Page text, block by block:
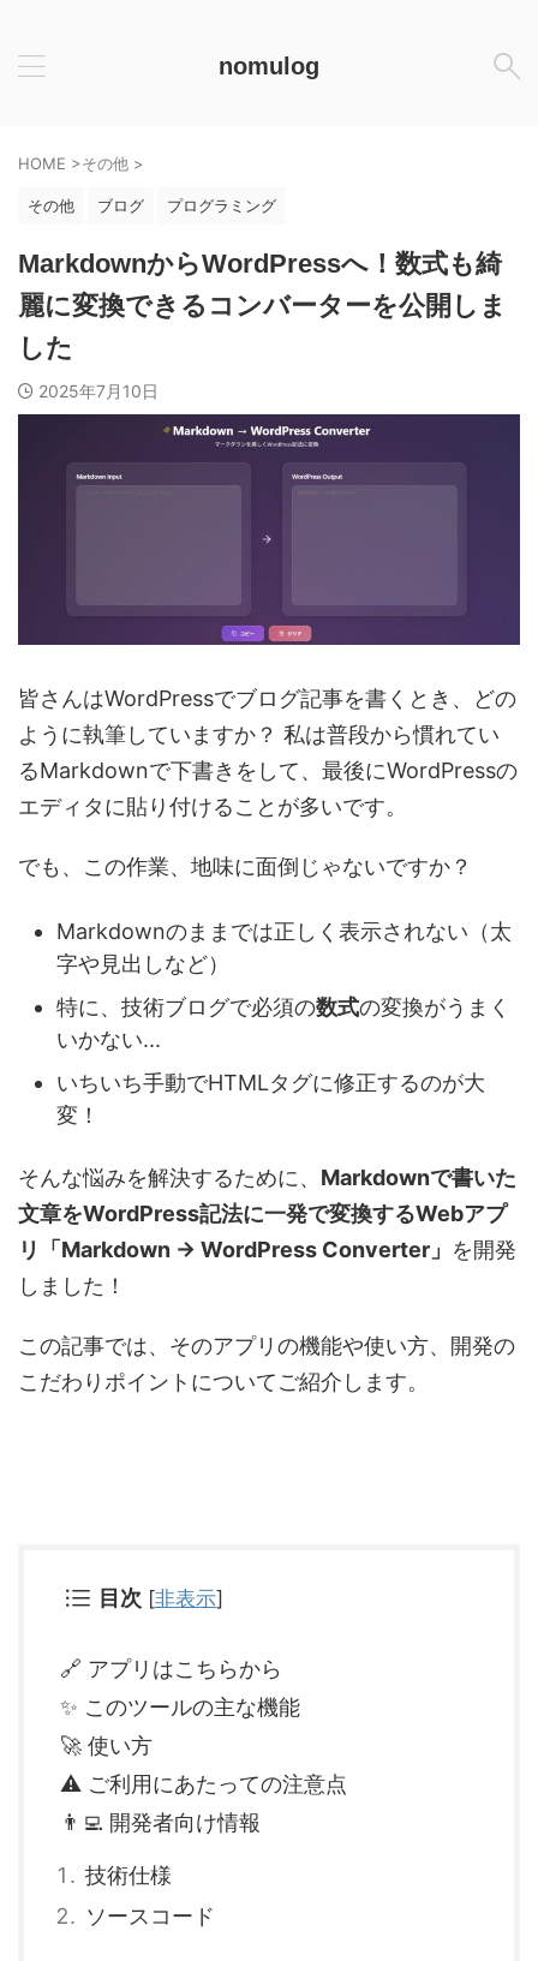
nomulog
HOME >その他 >
その他 ブログ プログラミング
MarkdownからWordPressへ！数式も綺
麗に変換できるコンバーターを公開しま
した
2025年7月10日
皆さんはWordPressでブログ記事を書くとき、どの
ように執筆していますか？ 私は普段から慣れてい
るMarkdownで下書きをして、最後にWordPressの
エディタに貼り付けることが多いです。
でも、この作業、地味に面倒じゃないですか？
Markdownのままでは正しく表示されない（太
字や見出しなど）
特に、技術ブログで必須の数式の変換がうまく
いかない...
いちいち手動でHTMLタグに修正するのが大
変！
そんな悩みを解決するために、 Markdownで書いた
文章をWordPress記法に一発で変換するWebアプ
リ「Markdown → WordPress Converter」 を開発
しました！
この記事では、そのアプリの機能や使い方、開発の
こだわりポイントについてご紹介します。
目次 [非表示]
🔗 アプリはこちらから
✨ このツールの主な機能
🚀 使い方
⚠️ ご利用にあたっての注意点
👨‍💻 開発者向け情報
技術仕様
ソースコード